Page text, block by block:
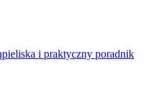
i praktyczny poradnik